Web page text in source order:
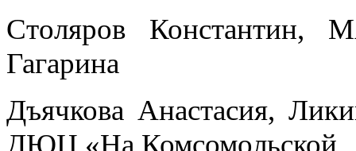
Столяров
Гагарина
Дъячкова Анастасия,